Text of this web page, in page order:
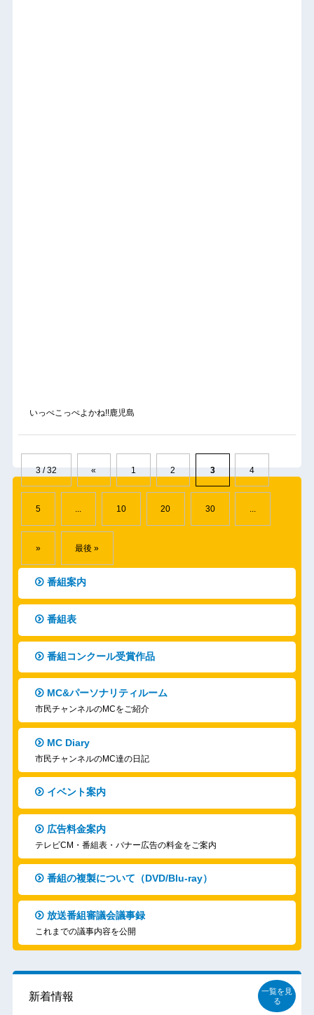
いっぺこっぺよかね!!鹿児島
3 / 32 « 1 2 3 4
5 ... 10 20 30 ...
» 最後 »
番組案内
番組表
番組コンクール受賞作品
MC&パーソナリティルーム
市民チャンネルのMCをご紹介
MC Diary
市民チャンネルのMC達の日記
イベント案内
広告料金案内
テレビCM・番組表・バナー広告の料金をご案内
番組の複製について（DVD/Blu-ray）
放送番組審議会議事録
これまでの議事内容を公開
新着情報
一覧を見
る